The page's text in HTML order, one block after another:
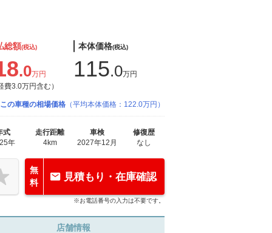
総額(税込)
.0万円
費3.0万円含む）
本体価格(税込)
115.0万円
この車種の相場価格 （平均本体価格：122.0万円）
式
年
走行距離
4km
車検
2027年12月
修復歴
なし
無
料
見積もり・在庫確認
※お電話番号の入力は不要です。
店舗情報